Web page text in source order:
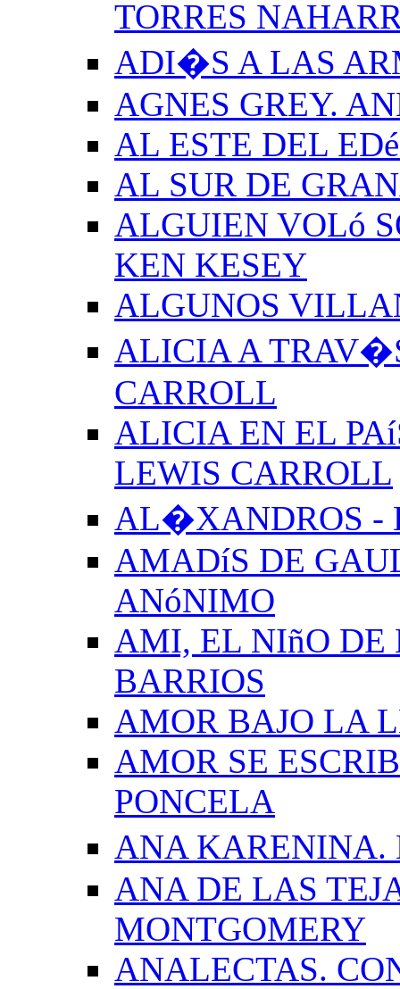
TORRES
ADI�S A LAS
AGNES GREY.
AL ESTE DEL
AL SUR DE
ALGUIEN VOLó
KEN KESEY
ALGUNOS
ALICIA A
CARROLL
ALICIA EN EL
LEWIS CARROLL
AL�XANDROS -
AMADíS DE
ANóNIMO
AMI, EL NIñO DE
BARRIOS
AMOR BAJO LA
AMOR SE
PONCELA
ANA
ANA DE LAS
MONTGOMERY
ANALECTAS.